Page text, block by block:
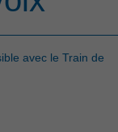
avec le Train de